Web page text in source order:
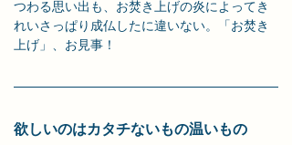
つわる思い出も、お焚き上げの炎によってき
れいさっぱり成仏したに違いない。「お焚き
上げ」、お見事！
欲しいのはカタチないもの温いもの